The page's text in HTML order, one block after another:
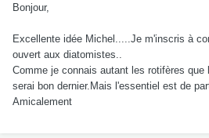
Bonjour,
Excellente idée Michel.....Je m'inscris à
ouvert aux diatomistes..
Comme je connais autant les rotifères
serai bon dernier.Mais l'essentiel est de
Amicalement